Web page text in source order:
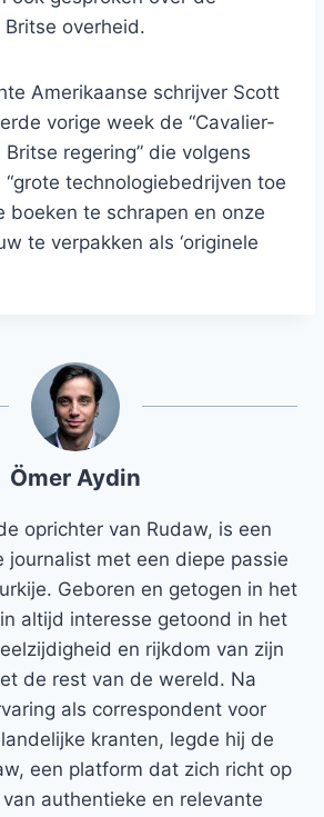
overheid.
Amerikaanse schrijver Scott
vorige week de “Cavalier-
regering” die volgens
technologiebedrijven toe
boeken te schrapen en onze
te verpakken als ‘originele
Ömer Aydin
oprichter van Rudaw, is een
journalist met een diepe passie
Geboren en getogen in het
altijd interesse getoond in het
en rijkdom van zijn
de rest van de wereld. Na
als correspondent voor
kranten, legde hij de
een platform dat zich richt op
authentieke en relevante